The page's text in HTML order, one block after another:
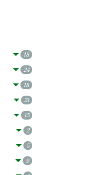
18
24
18
21
15
2
5
9